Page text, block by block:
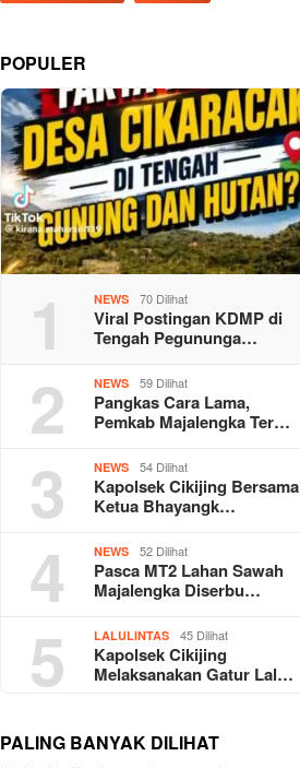
POPULER
1 NEWS 70 Dilihat
Viral Postingan KDMP di
Tengah Pegununga…
2 NEWS 59 Dilihat
Pangkas Cara Lama,
Pemkab Majalengka Ter…
3 NEWS 54 Dilihat
Kapolsek Cikijing Bersama
Ketua Bhayangk…
4 NEWS 52 Dilihat
Pasca MT2 Lahan Sawah
Majalengka Diserbu…
5 LALULINTAS 45 Dilihat
Kapolsek Cikijing
Melaksanakan Gatur Lal…
PALING BANYAK DILIHAT